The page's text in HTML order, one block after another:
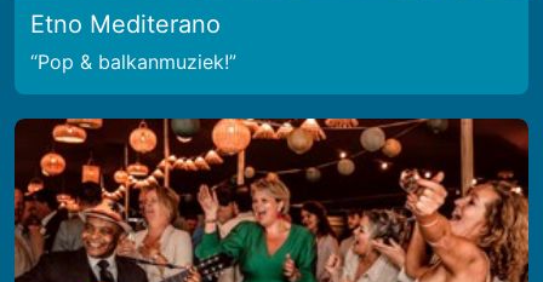
Etno Mediterano
Pop & balkanmuziek!